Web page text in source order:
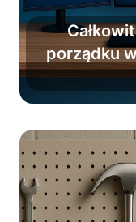
porządku